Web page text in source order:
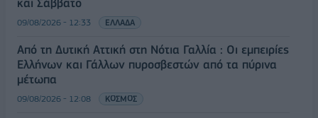
και Σάββατο
09/08/2026 - 12:33 ΕΛΛΑΔΑ
Από τη Δυτική Αττική στη Νότια Γαλλία : Οι εμπειρίες
Ελλήνων και Γάλλων πυροσβεστών από τα πύρινα
μέτωπα
09/08/2026 - 12:08 ΚΟΣΜΟΣ